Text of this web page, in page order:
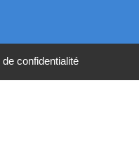
de confidentialité